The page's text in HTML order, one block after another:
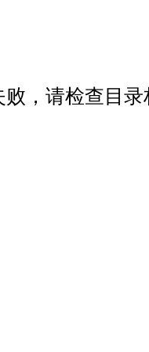
败，请检查目录